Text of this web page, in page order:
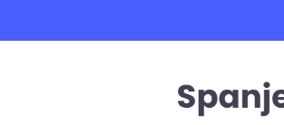
de eerste en